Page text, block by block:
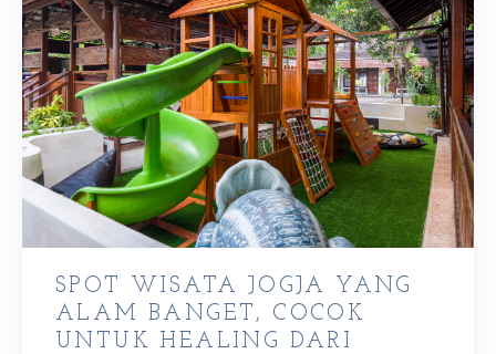
SPOT WISATA JOGJA YANG
ALAM BANGET, COCOK
UNTUK HEALING DARI